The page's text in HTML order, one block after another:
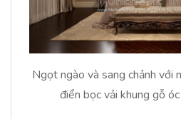
Ngọt ngào và sang chảnh với
điển bọc vải khung gỗ